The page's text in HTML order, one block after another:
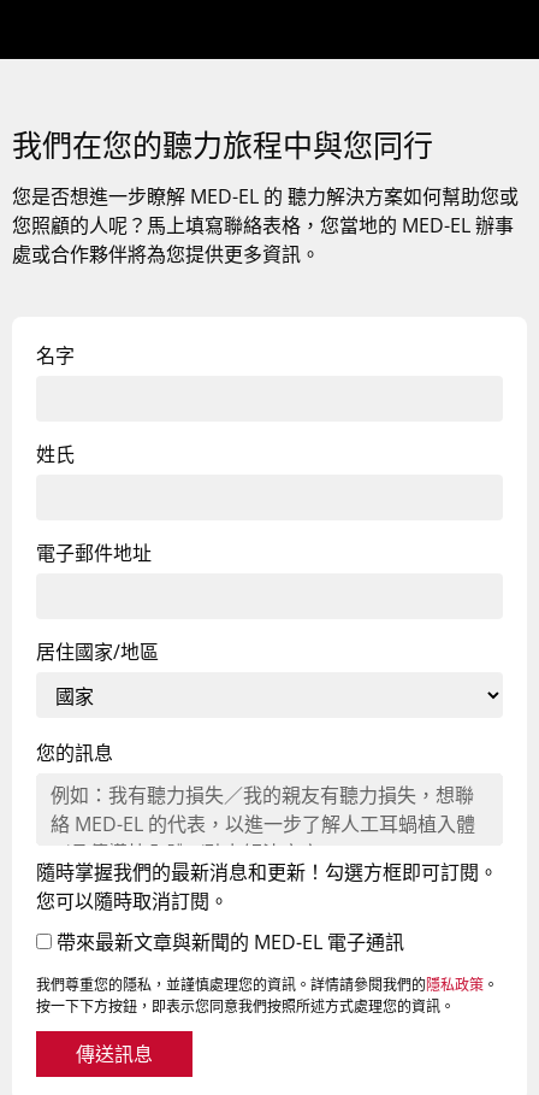
我們在您的聽力旅程中與您同行
您是否想進一步瞭解 MED-EL 的 聽力解決方案如何幫助您或
您照顧的人呢？馬上填寫聯絡表格，您當地的 MED-EL 辦事
處或合作夥伴將為您提供更多資訊。
名字
姓氏
電子郵件地址
居住國家/地區
您的訊息
隨時掌握我們的最新消息和更新！勾選方框即可訂閱。
您可以隨時取消訂閱。
帶來最新文章與新聞的 MED-EL 電子通訊
我們尊重您的隱私，並謹慎處理您的資訊。詳情請參閱我們的隱私政策 。
按一下下方按鈕，即表示您同意我們按照所述方式處理您的資訊。
傳送訊息